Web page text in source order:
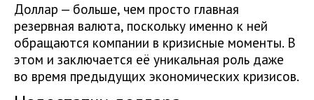
Доллар — больше, чем просто главная
резервная валюта, поскольку именно к ней
обращаются компании в кризисные моменты. В
этом и заключается её уникальная роль даже
во время предыдущих экономических кризисов.